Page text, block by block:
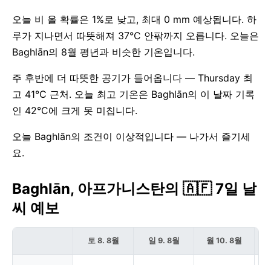
오늘 비 올 확률은 1%로 낮고, 최대 0 mm 예상됩니다. 하
루가 지나면서 따뜻해져 37°C 안팎까지 오릅니다. 오늘은
Baghlān의 8월 평년과 비슷한 기온입니다.
주 후반에 더 따뜻한 공기가 들어옵니다 — Thursday 최
고 41°C 근처. 오늘 최고 기온은 Baghlān의 이 날짜 기록
인 42°C에 크게 못 미칩니다.
오늘 Baghlān의 조건이 이상적입니다 — 나가서 즐기세
요.
Baghlān, 아프가니스탄의 🇦🇫 7일 날
씨 예보
토 8. 8월 일 9. 8월 월 10. 8월